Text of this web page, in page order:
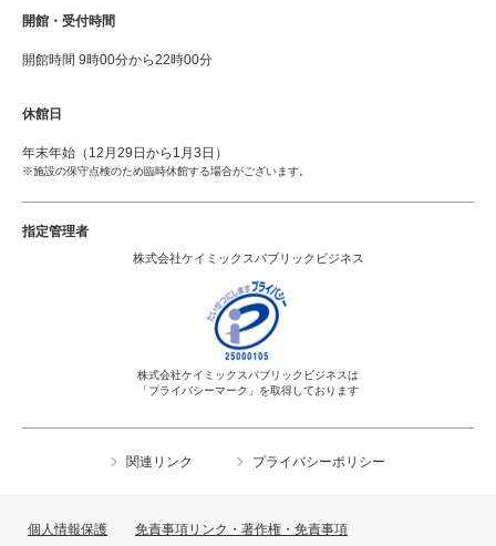
開館・受付時間
開館時間 9時00分から22時00分
休館日
年末年始（12月29日から1月3日）
※施設の保守点検のため臨時休館する場合がございます。
指定管理者
株式会社ケイミックスパブリックビジネス
株式会社ケイミックスパブリックビジネスは
「プライバシーマーク」を取得しております
関連リンク プライバシーポリシー
個人情報保護 免責事項リンク・著作権・免責事項